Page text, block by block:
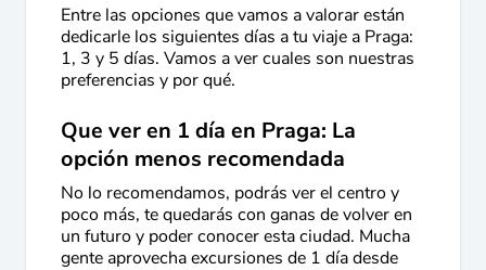
Entre las opciones que vamos a valorar están
dedicarle los siguientes días a tu viaje a Praga:
1, 3 y 5 días. Vamos a ver cuales son nuestras
preferencias y por qué.
Que ver en 1 día en Praga: La
opción menos recomendada
No lo recomendamos, podrás ver el centro y
poco más, te quedarás con ganas de volver en
un futuro y poder conocer esta ciudad. Mucha
gente aprovecha excursiones de 1 día desde